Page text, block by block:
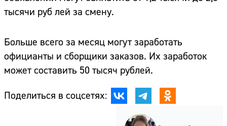
тысячи руб лей за смену.
Больше всего за месяц могут заработать
официанты и сборщики заказов. Их заработок
может составить 50 тысяч рублей.
Поделиться в соцсетях: